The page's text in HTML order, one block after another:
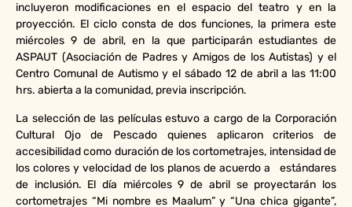
incluyeron modificaciones en el espacio del teatro y en la
proyección. El ciclo consta de dos funciones, la primera este
miércoles 9 de abril, en la que participarán estudiantes de
ASPAUT (Asociación de Padres y Amigos de los Autistas) y el
Centro Comunal de Autismo y el sábado 12 de abril a las 11:00
hrs. abierta a la comunidad, previa inscripción.
La selección de las películas estuvo a cargo de la Corporación
Cultural Ojo de Pescado quienes aplicaron criterios de
accesibilidad como duración de los cortometrajes, intensidad de
los colores y velocidad de los planos de acuerdo a estándares
de inclusión. El día miércoles 9 de abril se proyectarán los
cortometrajes “Mi nombre es Maalum” y “Una chica gigante”,